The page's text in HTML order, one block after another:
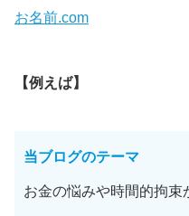
お名前.com
【例えば】
当ブログのテーマ
お金の悩みや時間的拘束